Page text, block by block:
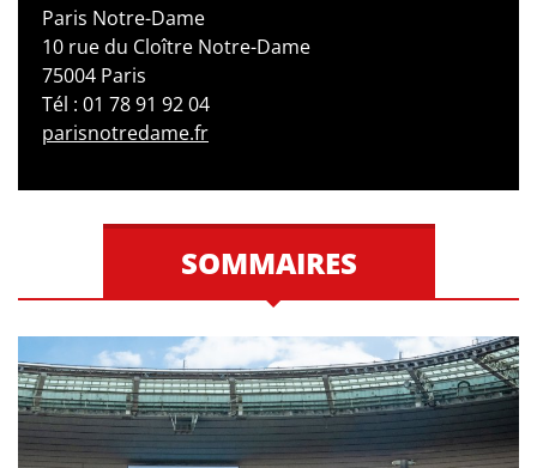
Paris Notre-Dame
10 rue du Cloître Notre-Dame
75004 Paris
Tél : 01 78 91 92 04
parisnotredame.fr
SOMMAIRES